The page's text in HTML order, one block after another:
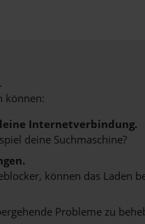
können:
Internetverbindung.
deine Suchmaschine?
können das Laden
Probleme zu